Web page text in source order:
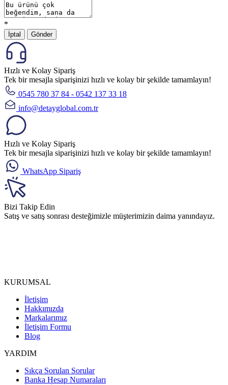
*
İptal Gönder
Hızlı ve Kolay Sipariş
Tek bir mesajla siparişinizi hızlı ve kolay bir şekilde tamamlayın!
0545 780 37 84 - 0542 137 33 18
info@detayglobal.com.tr
Hızlı ve Kolay Sipariş
Tek bir mesajla siparişinizi hızlı ve kolay bir şekilde tamamlayın!
WhatsApp Sipariş
Bizi Takip Edin
Satış ve satış sonrası desteğimizle müşterimizin daima yanındayız.
KURUMSAL
İletişim
Hakkımızda
Markalarımız
İletişim Formu
Blog
YARDIM
Sıkça Sorulan Sorular
Banka Hesap Numaraları